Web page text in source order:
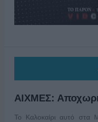
ΑΙΧΜΕΣ:
Το Καλοκαίρι αυτό στα